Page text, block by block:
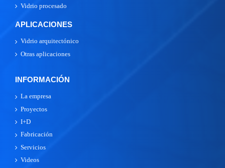
Vidrio procesado
APLICACIONES
Vidrio arquitectónico
Otras aplicaciones
INFORMACIÓN
La empresa
Proyectos
I+D
Fabricación
Servicios
Videos